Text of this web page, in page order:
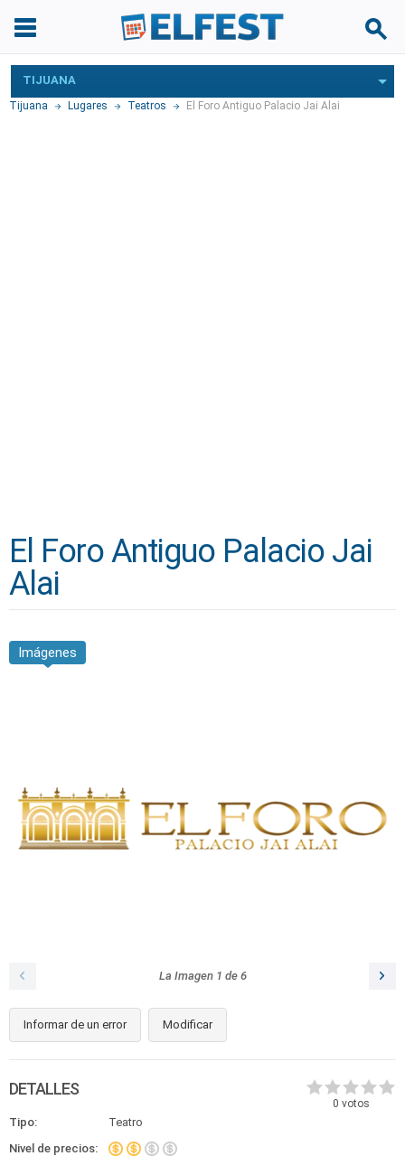
TIJUANA
Tijuana Lugares Teatros El Foro Antiguo Palacio Jai Alai
El Foro Antiguo Palacio Jai
Alai
Imágenes
La Imagen 1 de 6
Informar de un error Modificar
0 votos
DETALLES
Tipo:
Teatro
Nivel de precios: